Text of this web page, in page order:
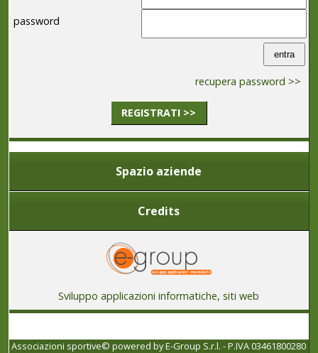
password
recupera password >>
REGISTRATI >>
Spazio aziende
Credits
Sviluppo applicazioni informatiche, siti web
Associazioni sportive© powered byE-Group S.r.l. - P.IVA 03461800280